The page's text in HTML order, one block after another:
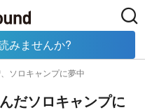
TECH
ソロキャンプに夢中
だソロキャンプに
みませんか?